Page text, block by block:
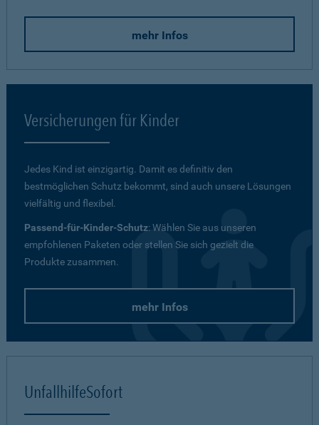
mehr Infos
Versicherungen für Kinder
Jedes Kind ist einzigartig. Damit es definitiv den
bestmöglichen Schutz bekommt, sind auch unsere Lösungen
vielfältig und flexibel.
Passend-für-Kinder-Schutz: Wählen Sie aus unseren
empfohlenen Paketen oder stellen Sie sich gezielt die
Produkte zusammen.
mehr Infos
UnfallhilfeSofort